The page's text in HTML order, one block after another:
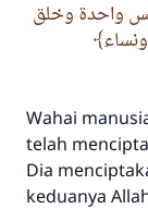
واحدة وخلق
Wahai
telah
Dia
keduanya